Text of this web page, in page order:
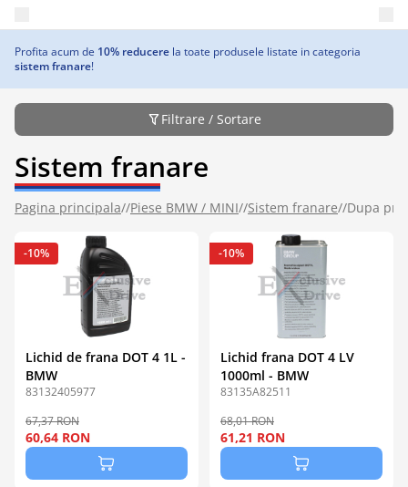
Profita acum de 10% reducere la toate produsele listate in categoria
sistem franare!
Filtrare / Sortare
Sistem franare
Pagina principala//Piese BMW / MINI//Sistem franare//Dupa
Lichid de frana DOT 4 1L -
BMW
83132405977
67,37 RON
60,64 RON
-10%
Lichid frana DOT 4 LV
1000ml - BMW
83135A82511
68,01 RON
61,21 RON
-10%